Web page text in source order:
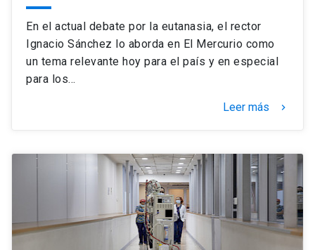
Académicos
Personal
Alumni
Vecinos
Admisión
Mi Cuenta UC launch
Donaciones
En el actual debate por la eutanasia, el rector
Ignacio Sánchez lo aborda en El Mercurio como
un tema relevante hoy para el país y en especial
para los…
Leer más keyboard_arrow_right